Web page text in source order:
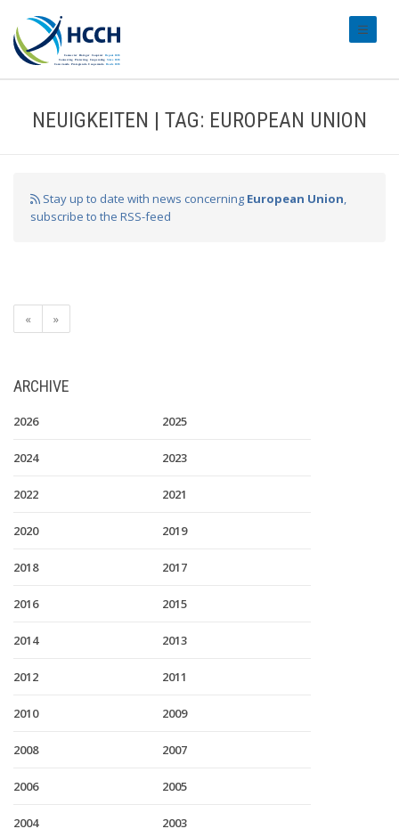
NEUIGKEITEN | TAG: EUROPEAN UNION
Stay up to date with news concerning European Union,
subscribe to the RSS-feed
« »
ARCHIVE
2026 2025
2024 2023
2022 2021
2020 2019
2018 2017
2016 2015
2014 2013
2012 2011
2010 2009
2008 2007
2006 2005
2004 2003